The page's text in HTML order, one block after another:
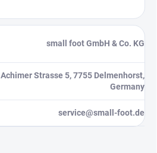
small foot GmbH & Co. KG
Achimer Strasse 5, 7755 Delmenhorst,
Germany
service@small-foot.de